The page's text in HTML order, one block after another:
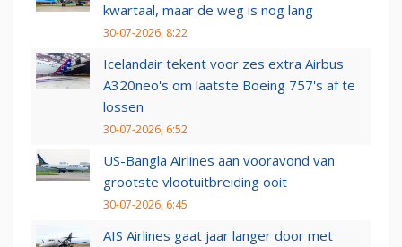
kwartaal, maar de weg is nog lang
30-07-2026, 8:22
Icelandair tekent voor zes extra Airbus
A320neo's om laatste Boeing 757's af te
lossen
30-07-2026, 6:52
US-Bangla Airlines aan vooravond van
grootste vlootuitbreiding ooit
30-07-2026, 6:45
AIS Airlines gaat jaar langer door met